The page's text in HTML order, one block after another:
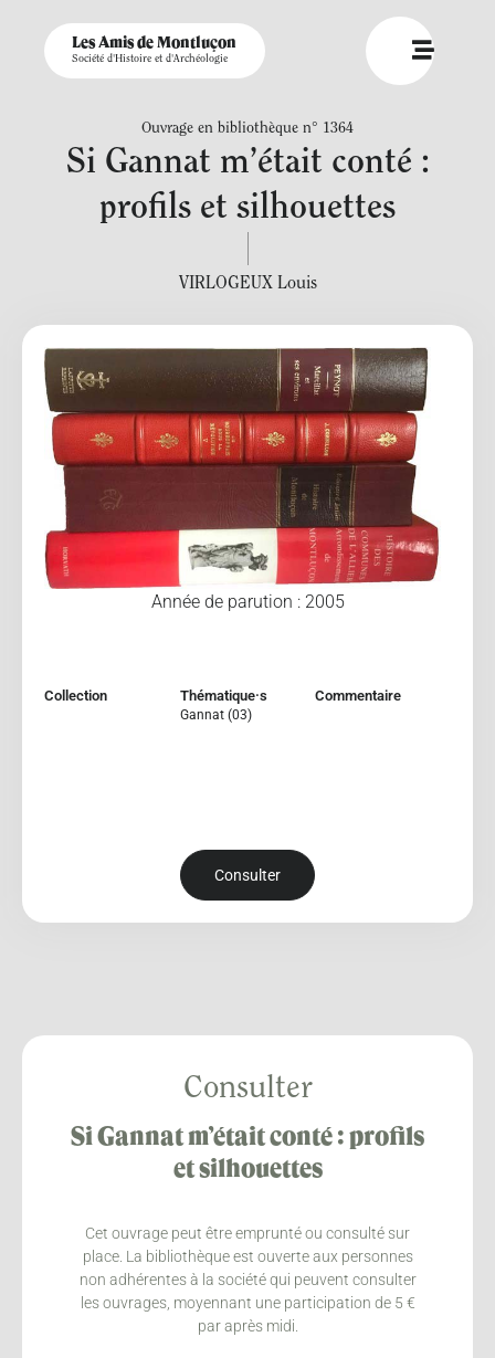
Les Amis de Montluçon
Société d'Histoire et d'Archéologie
Ouvrage en bibliothèque n° 1364
Si Gannat m’était conté :
profils et silhouettes
VIRLOGEUX Louis
Année de parution : 2005
Collection Thématique·s
Gannat (03)
Commentaire
Consulter
Consulter
Si Gannat m’était conté : profils
et silhouettes
Cet ouvrage peut être emprunté ou consulté sur
place. La bibliothèque est ouverte aux personnes
non adhérentes à la société qui peuvent consulter
les ouvrages, moyennant une participation de 5 €
par après midi.